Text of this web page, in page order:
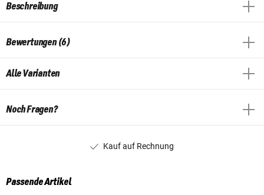
Beschreibung
Bewertungen (6)
Alle Varianten
Noch Fragen?
Kauf auf Rechnung
Passende Artikel